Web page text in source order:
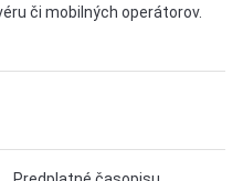
či mobilných operátorov.